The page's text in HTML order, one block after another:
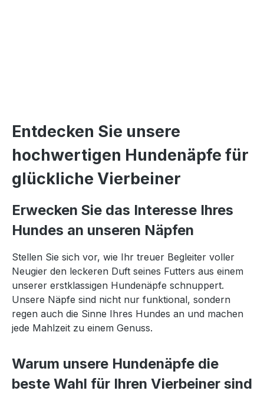
Entdecken Sie unsere
hochwertigen Hundenäpfe für
glückliche Vierbeiner
Erwecken Sie das Interesse Ihres
Hundes an unseren Näpfen
Stellen Sie sich vor, wie Ihr treuer Begleiter voller
Neugier den leckeren Duft seines Futters aus einem
unserer erstklassigen Hundenäpfe schnuppert.
Unsere Näpfe sind nicht nur funktional, sondern
regen auch die Sinne Ihres Hundes an und machen
jede Mahlzeit zu einem Genuss.
Warum unsere Hundenäpfe die
beste Wahl für Ihren Vierbeiner sind